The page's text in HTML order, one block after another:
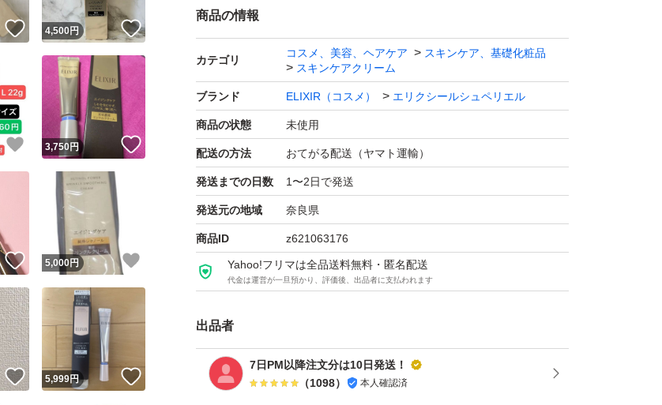
◆使用方法
り、目や口のまわりなど、しわが気になる部分にやさしくなじま
せます。
※朝お使いになる場合は、レチノールの効果を守るために、ご使
用後に紫外線カット効果のある化粧品をお使いください。
外側のフィルムもまだ剥がしてませんので、安心してお使い頂け
ると思います
海外製品となりますのでご理解のある方のみ購入いただきたいよ
うお願いいたします！
購入検討宜しくお願い致
商品の情報
カテゴリ
コスメ、美容、ヘアケア
スキンケア、基礎化粧品
スキンケアクリーム
ブランド ELIXIR（コスメ） エリクシールシュペリエル
商品の状態 未使用
配送の方法 おてがる配送（ヤマト運輸）
発送までの日数 1〜2日で発送
発送元の地域 奈良県
商品ID z621063176
Yahoo!フリマは全品送料無料・匿名配送
代金は運営が一旦預かり、評価後、出品者に支払われます
出品者
7日PM以降注文分は10日発送！
（1098） 本人確認済
いいね！
4,500円 いいね！
いいね！
3,750円 いいね！
いいね！
5,000円
いいね！
5,999円